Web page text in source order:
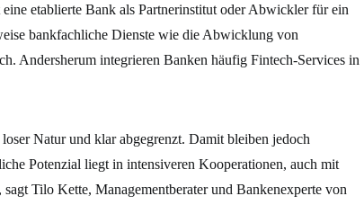
etablierte Bank als Partnerinstitut oder Abwickler für ein
bankfachliche Dienste wie die Abwicklung von
Andersherum integrieren Banken häufig Fintech-Services in
Natur und klar abgegrenzt. Damit bleiben jedoch
Potenzial liegt in intensiveren Kooperationen, auch mit
Tilo Kette, Managementberater und Bankenexperte von